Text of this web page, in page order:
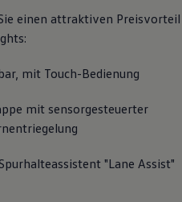
Elektronik
finden
Login und Shop
verbinden
einen attraktiven Preisvorteil
mit Touch-Bedienung
mit sensorgesteuerter
"Lane Assist"